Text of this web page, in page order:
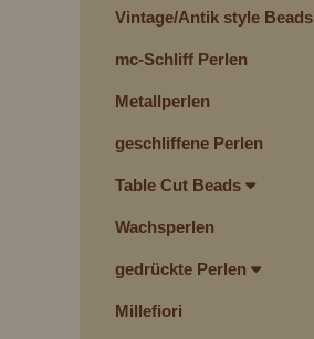
Vintage/Antik style Beads
mc-Schliff Perlen
Metallperlen
geschliffene Perlen
Table Cut Beads
Wachsperlen
gedrückte Perlen
Millefiori